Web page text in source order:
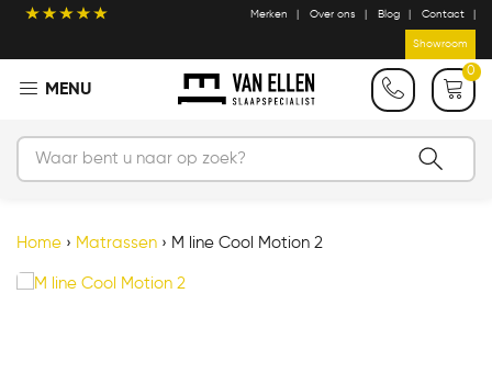
Merken Over ons Blog Contact
Showroom
0
Home › Matrassen › M line Cool Motion 2